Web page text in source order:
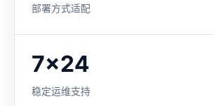
部署方式适配
7x24
稳定运维支持